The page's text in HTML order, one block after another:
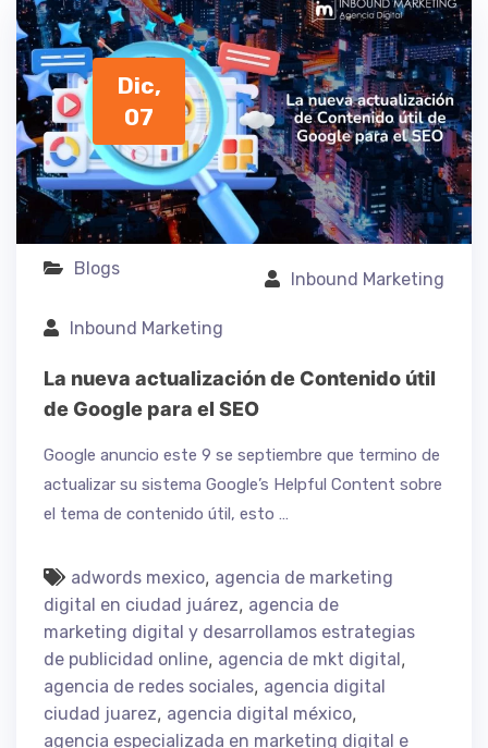
Dic,
07
Blogs
Inbound Marketing
Inbound Marketing
La nueva actualización de Contenido útil
de Google para el SEO
Google anuncio este 9 se septiembre que termino de
actualizar su sistema Google’s Helpful Content sobre
el tema de contenido útil, esto …
adwords mexico, agencia de marketing
digital en ciudad juárez, agencia de
marketing digital y desarrollamos estrategias
de publicidad online, agencia de mkt digital ,
agencia de redes sociales, agencia digital
ciudad juarez, agencia digital méxico,
agencia especializada en marketing digital e